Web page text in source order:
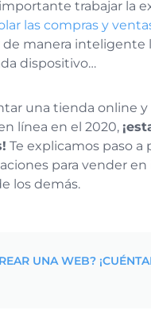
trabajar la
las compras y
de manera inteligente
dispositivo…
una tienda online y
línea en el 2020,
Te explicamos paso a
para vender
los demás.
UNA WEB?